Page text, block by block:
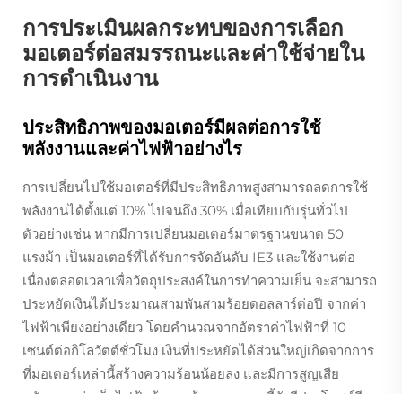
การประเมินผลกระทบของการเลือก
มอเตอร์ต่อสมรรถนะและค่าใช้จ่ายใน
การดำเนินงาน
ประสิทธิภาพของมอเตอร์มีผลต่อการใช้
พลังงานและค่าไฟฟ้าอย่างไร
การเปลี่ยนไปใช้มอเตอร์ที่มีประสิทธิภาพสูงสามารถลดการใช้
พลังงานได้ตั้งแต่ 10% ไปจนถึง 30% เมื่อเทียบกับรุ่นทั่วไป
ตัวอย่างเช่น หากมีการเปลี่ยนมอเตอร์มาตรฐานขนาด 50
แรงม้า เป็นมอเตอร์ที่ได้รับการจัดอันดับ IE3 และใช้งานต่อ
เนื่องตลอดเวลาเพื่อวัตถุประสงค์ในการทำความเย็น จะสามารถ
ประหยัดเงินได้ประมาณสามพันสามร้อยดอลลาร์ต่อปี จากค่า
ไฟฟ้าเพียงอย่างเดียว โดยคำนวณจากอัตราค่าไฟฟ้าที่ 10
เซนต์ต่อกิโลวัตต์ชั่วโมง เงินที่ประหยัดได้ส่วนใหญ่เกิดจากการ
ที่มอเตอร์เหล่านี้สร้างความร้อนน้อยลง และมีการสูญเสีย